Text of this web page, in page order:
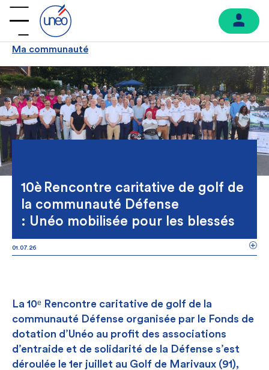
Ma communauté
10è Rencontre caritative de golf de
la communauté Défense
: Unéo mobilisée pour les blessés
01.07.26
La 10ᵉ Rencontre caritative de golf de la
communauté Défense organisée par le Fonds de
dotation d’Unéo au profit des associations
d’entraide et de solidarité de la Défense s’est
déroulée le 1er juillet au Golf de Marivaux (91),